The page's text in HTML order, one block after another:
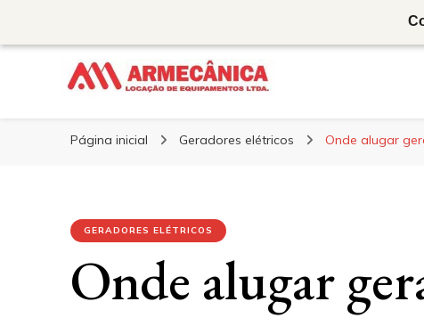
Armecânica
Página inicial Geradores elétricos Onde alugar
GERADORES ELÉTRICOS
Onde alugar